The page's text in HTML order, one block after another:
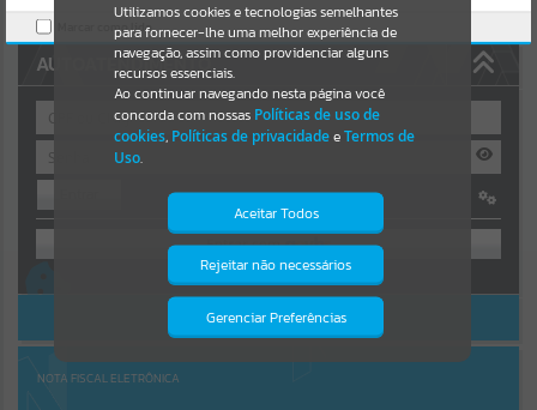
Por favor, aguarde...
NOTÍCIAS
Por favor, aguarde...
Por favor, aguarde...
AUTOATENDIMENTO
OU
Cadastre-se|Recuperar Senha
ACESSAR SEM LOGIN
NOTA FISCAL ELETRÔNICA
Utilizamos cookies e tecnologias semelhantes
para fornecer-lhe uma melhor experiência de
navegação, assim como providenciar alguns
recursos essenciais.
Ao continuar navegando nesta página você
concorda com nossas Políticas de uso de
cookies, Políticas de privacidadeeTermos de
Uso.
Aceitar Todos
Rejeitar não necessários
Gerenciar Preferências
Isto significa que diversos recursos
providenciados poderão não estar
Marcar como lido.